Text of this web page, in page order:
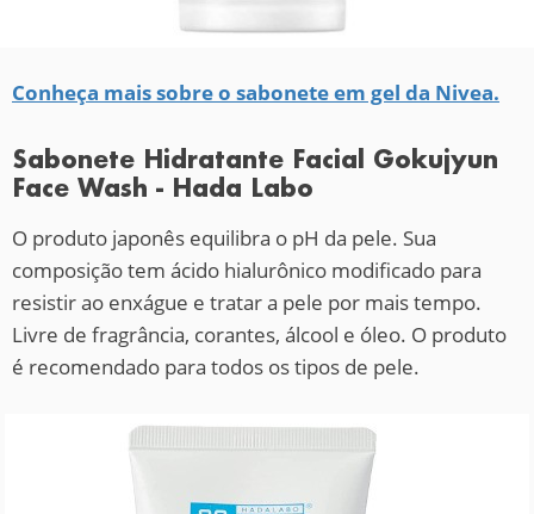
Conheça mais sobre o sabonete em gel da Nivea.
Sabonete Hidratante Facial Gokujyun
Face Wash - Hada Labo
O produto japonês equilibra o pH da pele. Sua
composição tem ácido hialurônico modificado para
resistir ao enxágue e tratar a pele por mais tempo.
Livre de fragrância, corantes, álcool e óleo. O produto
é recomendado para todos os tipos de pele.